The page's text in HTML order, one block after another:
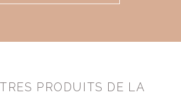
PRODUITS DE LA